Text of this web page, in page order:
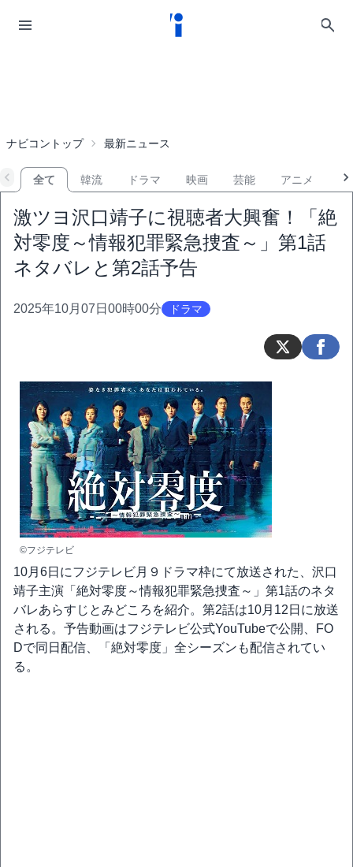
ナビコントップ 最新ニュース
全て 韓流 ドラマ 映画 芸能 アニメ
激ツヨ沢口靖子に視聴者大興奮！「絶
対零度～情報犯罪緊急捜査～」第1話
ネタバレと第2話予告
2025年10月07日00時00分 ドラマ
©フジテレビ
10月6日にフジテレビ月９ドラマ枠にて放送された、沢口
靖子主演「絶対零度～情報犯罪緊急捜査～」第1話のネタ
バレあらすじとみどころを紹介。第2話は10月12日に放送
される。予告動画はフジテレビ公式YouTubeで公開、FO
Dで同日配信、「絶対零度」全シーズンも配信されてい
る。